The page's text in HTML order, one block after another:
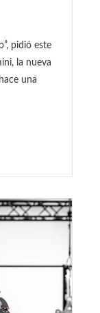
pidió este
la nueva
una